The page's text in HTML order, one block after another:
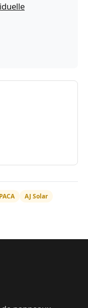
PACA
AJ Solar